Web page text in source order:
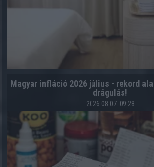
Magyar infláció 2026 július - rekord
drágulás!
2026.08.07. 09:28